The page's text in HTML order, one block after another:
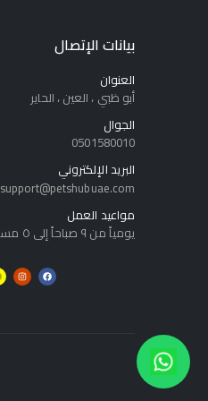
بيانات الإتصال
العنوان
أبو ظبي ، العين ، الحاير
الجوال
0501580010
البريد الإلكتروني
support@petshubuae.com
مواعيد العمل
يومياً من ٩ صباحاً إلى ٥ مساءً